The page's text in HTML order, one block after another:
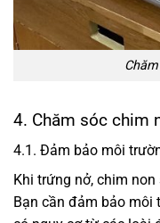
4. Chăm sóc chim
4.1. Đảm bảo môi
Khi trứng nở, chim
Bạn cần đảm bảo môi